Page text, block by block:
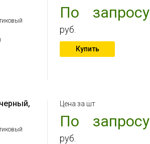
По запросу
руб.
Купить
Цена за шт
По запросу
руб.